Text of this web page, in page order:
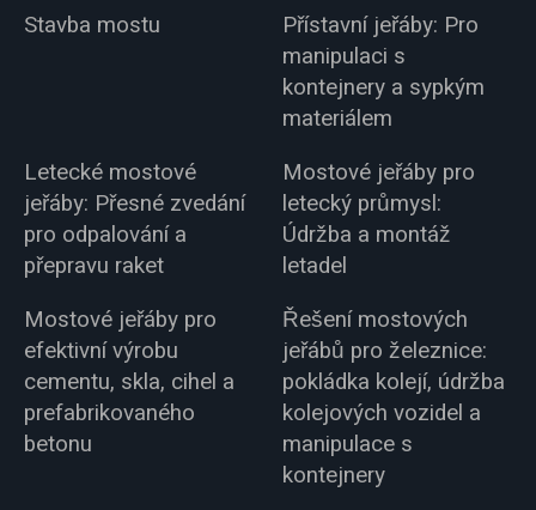
Stavba mostu
Přístavní jeřáby: Pro
manipulaci s
kontejnery a sypkým
materiálem
Letecké mostové
jeřáby: Přesné zvedání
pro odpalování a
přepravu raket
Mostové jeřáby pro
letecký průmysl:
Údržba a montáž
letadel
Mostové jeřáby pro
efektivní výrobu
cementu, skla, cihel a
prefabrikovaného
betonu
Řešení mostových
jeřábů pro železnice:
pokládka kolejí, údržba
kolejových vozidel a
manipulace s
kontejnery